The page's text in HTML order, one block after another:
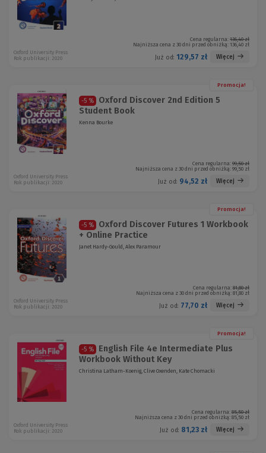
Cena regularna: 136,40 zł
Najniższa cena z 30 dni przed obniżką: 136,40 zł
Już od: 129,57 zł Więcej
Oxford University Press
Rok publikacji: 2020
Promocja!
-5 %
Oxford Discover 2nd Edition 5
Student Book
Kenna Bourke
Cena regularna: 99,50 zł
Najniższa cena z 30 dni przed obniżką: 99,50 zł
Już od: 94,52 zł Więcej
Oxford University Press
Rok publikacji: 2020
Promocja!
-5 %
Oxford Discover Futures 1 Workbook
+ Online Practice
Janet Hardy-Gould, Alex Paramour
Cena regularna: 81,80 zł
Najniższa cena z 30 dni przed obniżką: 81,80 zł
Już od: 77,70 zł Więcej
Oxford University Press
Rok publikacji: 2020
Promocja!
-5 %
English File 4e Intermediate Plus
Workbook Without Key
Christina Latham-Koenig, Clive Oxenden, Kate Chomacki
Cena regularna: 85,50 zł
Najniższa cena z 30 dni przed obniżką: 85,50 zł
Już od: 81,23 zł Więcej
Oxford University Press
Rok publikacji: 2020